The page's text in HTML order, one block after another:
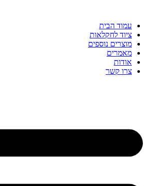
עמוד הבית
ציוד לחקלאות
מוצרים נוספים
מאמרים
אודות
צרו קשר